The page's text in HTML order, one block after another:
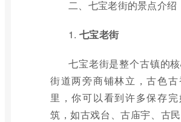
二、七宝老街的景点介绍
1. 七宝老街
七宝老街是整个古镇的核
街道两旁商铺林立，古色
里，你可以看到许多保存
筑，如古戏台、古庙宇、古